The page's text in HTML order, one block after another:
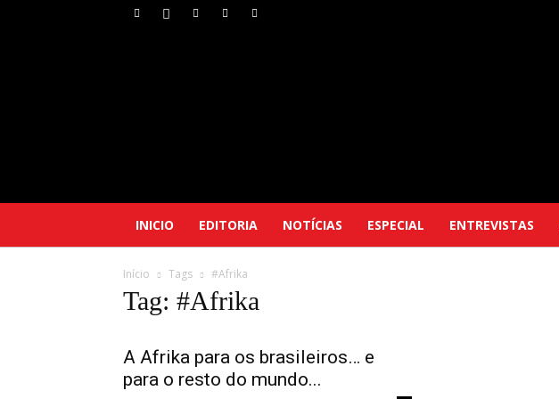
INICIO EDITORIA NOTÍCIAS ESPECIAL ENTREVISTAS
Início Tags #Afrika
Tag: #Afrika
A Afrika para os brasileiros… e
para o resto do mundo...